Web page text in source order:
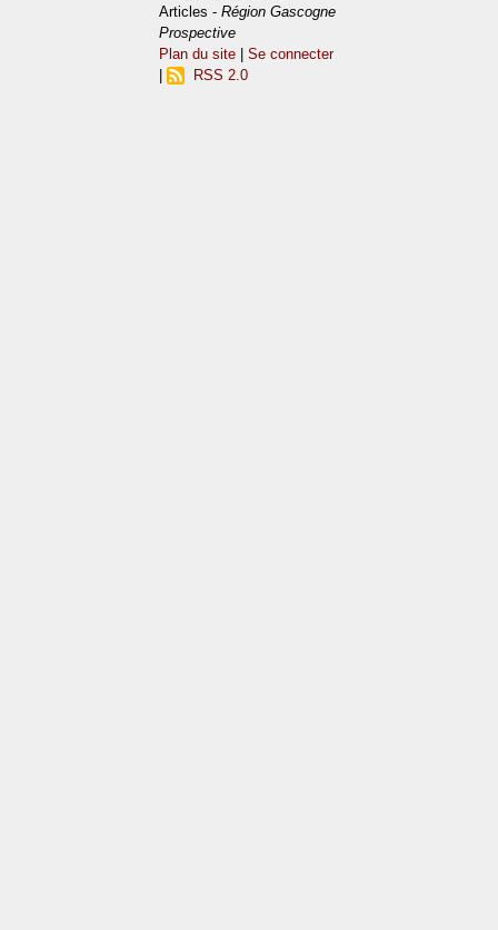
Articles -Région Gascogne
Prospective
Plan du site |Se connecter
RSS 2.0